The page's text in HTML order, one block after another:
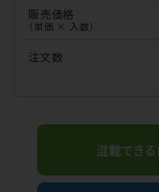
販売価格
（単価 × 入数）
注文数
混載できる